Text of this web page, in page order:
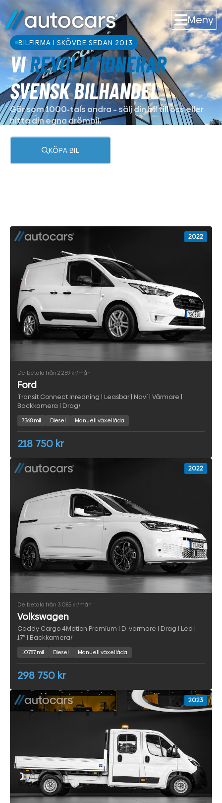
Meny
BILFIRMA I SKÖVDE SEDAN 2013
VIREVOLUTIONERAR
SVENSK BILHANDEL
Gör som 1000-tals andra – sälj din bil till oss eller
hitta din egna drömbil.
KÖPA BIL
2022
Delbetala från 2 259 kr/mån
Ford
Transit Connect Inredning | Leasbar | Navi | Värmare |
Backkamera | Drag/
7368 mil Diesel Manuell växellåda
218 750 kr
2022
Delbetala från 3 085 kr/mån
Volkswagen
Caddy Cargo 4Motion Premium | D-värmare | Drag | Led |
17″ | Backkamera/
10787 mil Diesel Manuell växellåda
298 750 kr
2023